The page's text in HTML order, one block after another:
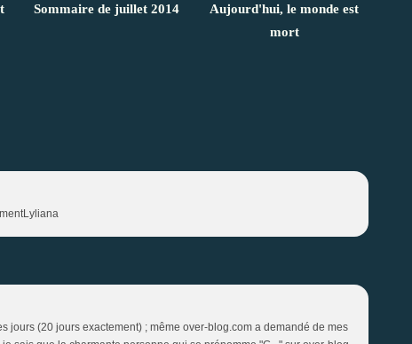
Sommaire de juillet 2014
Aujourd'hui, le monde est
mort
jours (20 jours exactement) ; même over-blog.com a demandé de mes